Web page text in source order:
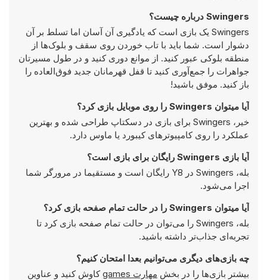
Swingers درباره چیست؟
Swingers یک بازی است که یادگیری آن آسان اما تسلط بر آن
دشوار است. شما باید با تاب خوردن روی سقف و بلوک‌ها از
منطقه بلوکی عبور کنید. از موانع دوری کنید و در طول مسیرتان
جواهرات را جمع‌آوری کنید تا قفل قهرمانان جدید فوق‌العاده را
باز کنید. موفق باشید!
آیا میتوان Swingers را روی موبایل بازی کرد؟
خیر، Swingers برای بازی در دسکتاپ طراحی شده و بهترین
عملکرد را روی کامپیوتر‌های کیبورد یا ماوس دارد.
آیا بازی Swingers رایگان برای بازی است؟
بله، Swingers در Y8 رایگان است و مستقیما در مرورگر شما
اجرا می‌شود.
آیا میتوان Swingers را در حالت تمام صفحه بازی کرد؟
بله، Swingers را می‌توان در حالت تمام صفحه بازی کرد تا
تجربه‌ای جذاب‌تر داشته باشید.
چه بازی‌های دیگری می‌توانیم بعدا امتحان کنیم؟
بیشتر بازی‌ها را در بخش مهارت games
کاوش کنید و عناوین